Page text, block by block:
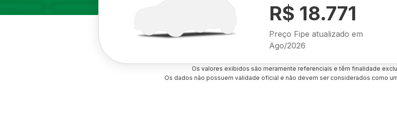
R$ 18.771
Preço Fipe atualizado em
Ago/2026
Os valores exibidos são meramente referenciais e têm finalidade
Os dados não possuem validade oficial e não devem ser considerados como